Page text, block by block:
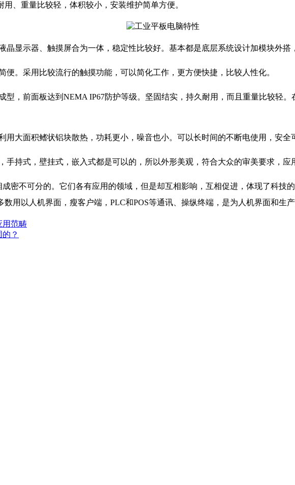
、重量比较轻，体积较小，安装维护简单方便。
显示器、触摸屏合为一体，稳定性比较好。基本都是底层系统设计加模块外搭
。采用比较流行的触摸功能，可以简化工作，更方便快捷，比较人性化。
，前面板达到NEMA IP67防护等级。坚固结实，持久耐用，而且重量比较轻。
大面积鳍状铝块散热，功耗更小，噪音也小。可以长时间的不断电使用，安全
持式，壁挂式，嵌入式都是可以的，所以外形美观，符合大众的审美要求，应
密不可分的。它们各有应用的领域，但是却互相影响，互相促进，体现了科技的
用以人机界面，瘦客户端，PLC和POS等通讯、操纵终端，是为人机界面和生
用范畴
？